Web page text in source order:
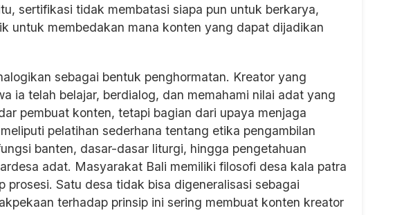
sertifikasi tidak membatasi siapa pun untuk berkarya,
untuk membedakan mana konten yang dapat dijadikan
sebagai bentuk penghormatan. Kreator yang
ia telah belajar, berdialog, dan memahami nilai adat yang
pembuat konten, tetapi bagian dari upaya menjaga
pelatihan sederhana tentang etika pengambilan
banten, dasar-dasar liturgi, hingga pengetahuan
adat. Masyarakat Bali memiliki filosofi desa kala patra
prosesi. Satu desa tidak bisa digeneralisasi sebagai
terhadap prinsip ini sering membuat konten kreator